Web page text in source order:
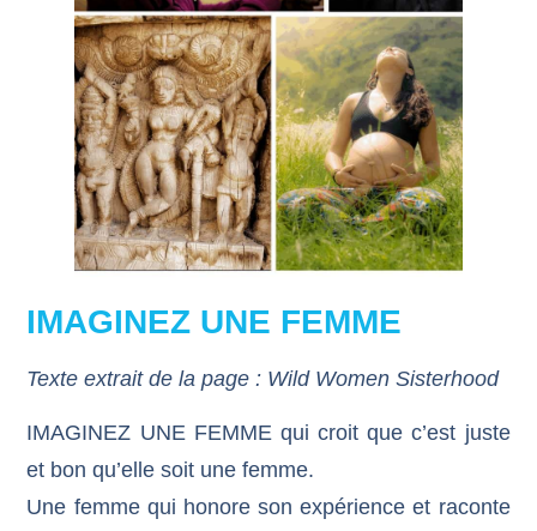
IMAGINEZ UNE FEMME
Texte extrait de la page : Wild Women Sisterhood
IMAGINEZ UNE FEMME qui croit que c’est juste
et bon qu’elle soit une femme.
Une femme qui honore son expérience et raconte